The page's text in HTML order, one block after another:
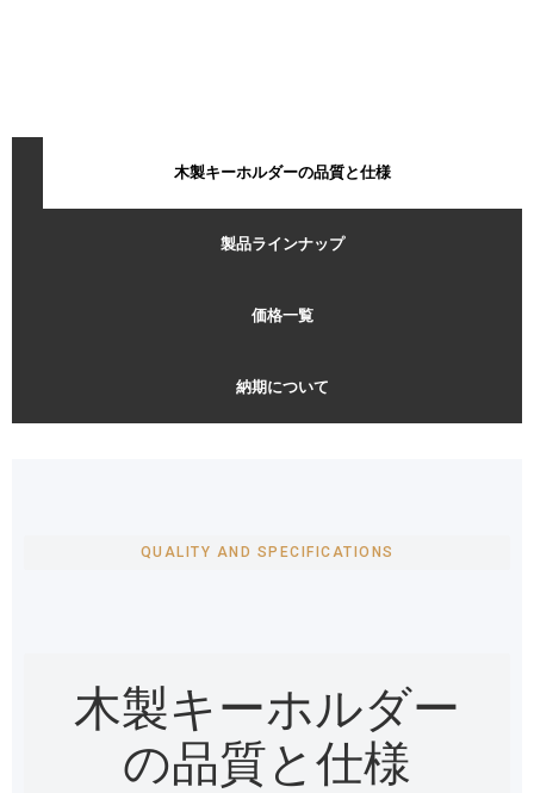
木製キーホルダーの品質と仕様
製品ラインナップ
価格一覧
納期について
QUALITY AND SPECIFICATIONS
木製キーホルダー
の品質と仕様